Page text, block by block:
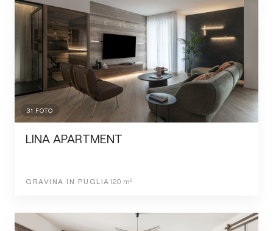
31 FOTO
LINA APARTMENT
GRAVINA IN PUGLIA 120 m²